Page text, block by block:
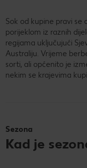
Sok od kupine pravi se
porijeklom iz raznih
regijama uključujući
Australiju. Vrijeme
sorti, ali općenito je
nekim se krajevima
Sezona
Kad je